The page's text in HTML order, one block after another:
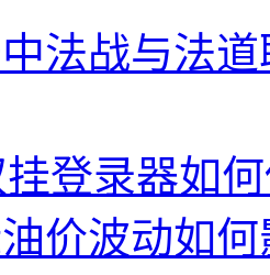
法战与法
登录器如
价波动如